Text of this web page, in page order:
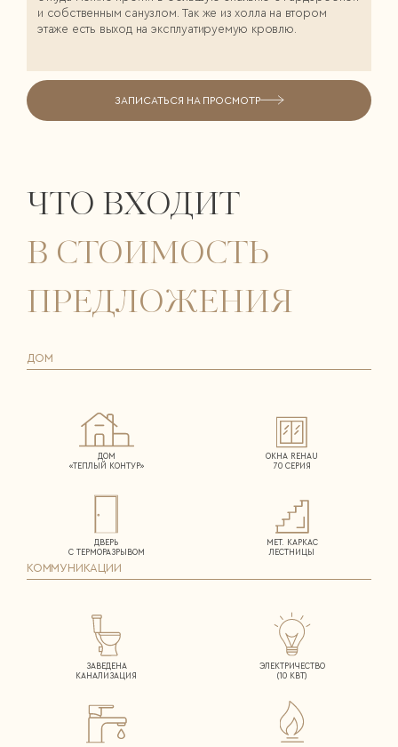
и собственным санузлом. Так же из холла на втором
этаже есть выход на эксплуатируемую кровлю.
ЗАПИСАТЬСЯ НА ПРОСМОТР
ЧТО ВХОДИТ
В СТОИМОСТЬ
ПРЕДЛОЖЕНИЯ
ДОМ
ДОМ
«ТЕПЛЫЙ КОНТУР»
ОКНА REHAU
70 СЕРИЯ
ДВЕРЬ
С ТЕРМОРАЗРЫВОМ
МЕТ. КАРКАС
ЛЕСТНИЦЫ
КОММУНИКАЦИИ
ЗАВЕДЕНА
КАНАЛИЗАЦИЯ
ЭЛЕКТРИЧЕСТВО
(10 КВТ)